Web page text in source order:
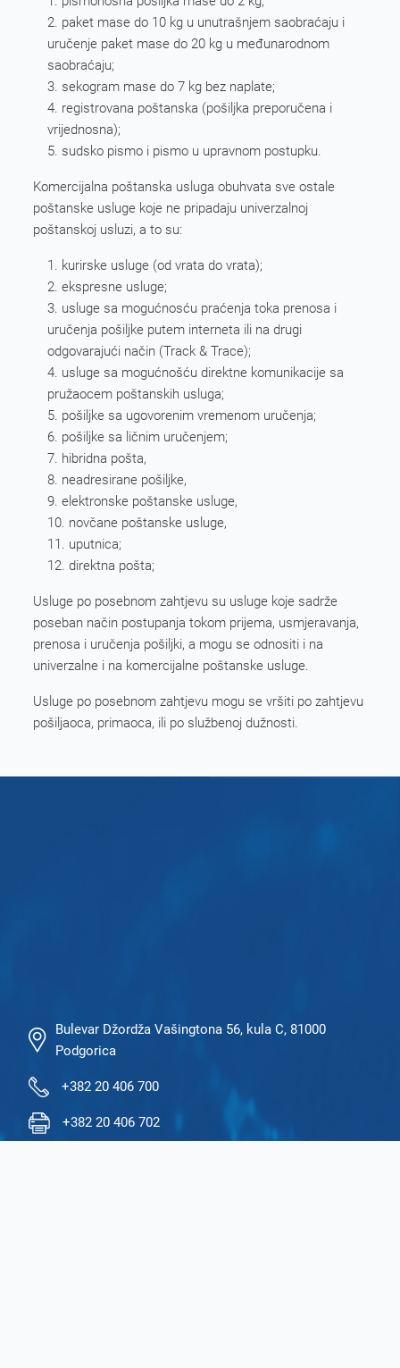
paket mase do 10 kg u unutrašnjem saobraćaju i
uručenje paket mase do 20 kg u međunarodnom
saobraćaju;
sekogram mase do 7 kg bez naplate;
registrovana poštanska (pošiljka preporučena i
vrijednosna);
sudsko pismo i pismo u upravnom postupku.
Komercijalna poštanska usluga obuhvata sve ostale
poštanske usluge koje ne pripadaju univerzalnoj
poštanskoj usluzi, a to su:
kurirske usluge (od vrata do vrata);
ekspresne usluge;
usluge sa mogućnosću praćenja toka prenosa i
uručenja pošiljke putem interneta ili na drugi
odgovarajući način (Track & Trace);
usluge sa mogućnošću direktne komunikacije sa
pružaocem poštanskih usluga;
pošiljke sa ugovorenim vremenom uručenja;
pošiljke sa ličnim uručenjem;
hibridna pošta,
neadresirane pošiljke,
elektronske poštanske usluge,
novčane poštanske usluge,
uputnica;
direktna pošta;
Usluge po posebnom zahtjevu su usluge koje sadrže
poseban način postupanja tokom prijema, usmjeravanja,
prenosa i uručenja pošiljki, a mogu se odnositi i na
univerzalne i na komercijalne poštanske usluge.
Usluge po posebnom zahtjevu mogu se vršiti po zahtjevu
pošiljaoca, primaoca, ili po službenoj dužnosti.
Bulevar Džordža Vašingtona 56, kula C, 81000
Podgorica
+382 20 406 700
+382 20 406 702